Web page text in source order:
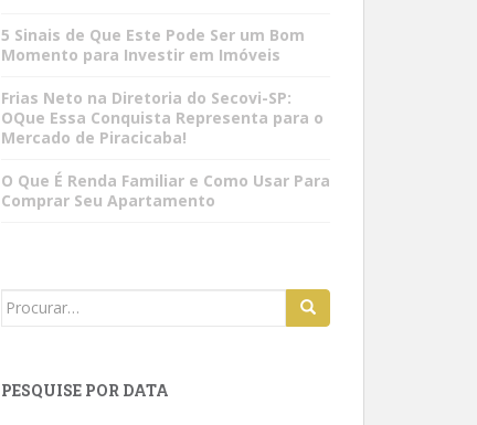
5 Sinais de Que Este Pode Ser um Bom
Momento para Investir em Imóveis
Frias Neto na Diretoria do Secovi-SP:
OQue Essa Conquista Representa para o
Mercado de Piracicaba!
O Que É Renda Familiar e Como Usar Para
Comprar Seu Apartamento
Search
PESQUISE POR DATA